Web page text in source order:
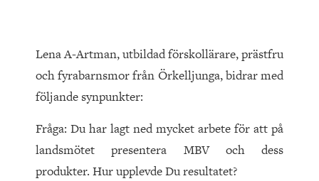
Lena A-Artman, utbildad förskollärare, prästfru
och fyrabarnsmor från Örkelljunga, bidrar med
följande synpunkter:
Fråga: Du har lagt ned mycket arbete för att på
landsmötet presentera MBV och dess
produkter. Hur upplevde Du resultatet?